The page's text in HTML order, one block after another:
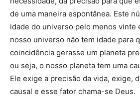
de uma maneira espontânea. Este
idade do universo pelo menos vinte
nosso universo não tem idade para
coincidência gerasse um planeta
ou seja, o nosso planeta tem uma
Ele exige a precisão da vida, exige,
causal e esse fator chama-se Deus.